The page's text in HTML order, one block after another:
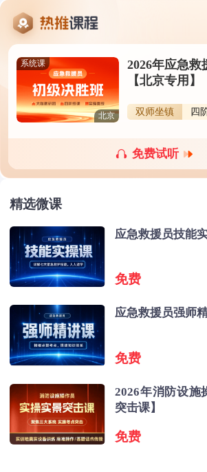
系统课
北京
2026年应急救
【北京专用】
双师坐镇 四
免费试听
精选微课
应急救援员技能
免费
应急救援员强师
免费
2026年消防设施
突击课】
免费